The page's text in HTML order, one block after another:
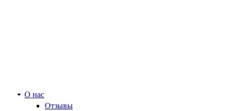
О нас
Отзывы